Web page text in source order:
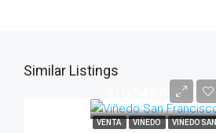
Similar Listings
VENTA VIÑEDO VIÑEDO SAN
$10,545,000